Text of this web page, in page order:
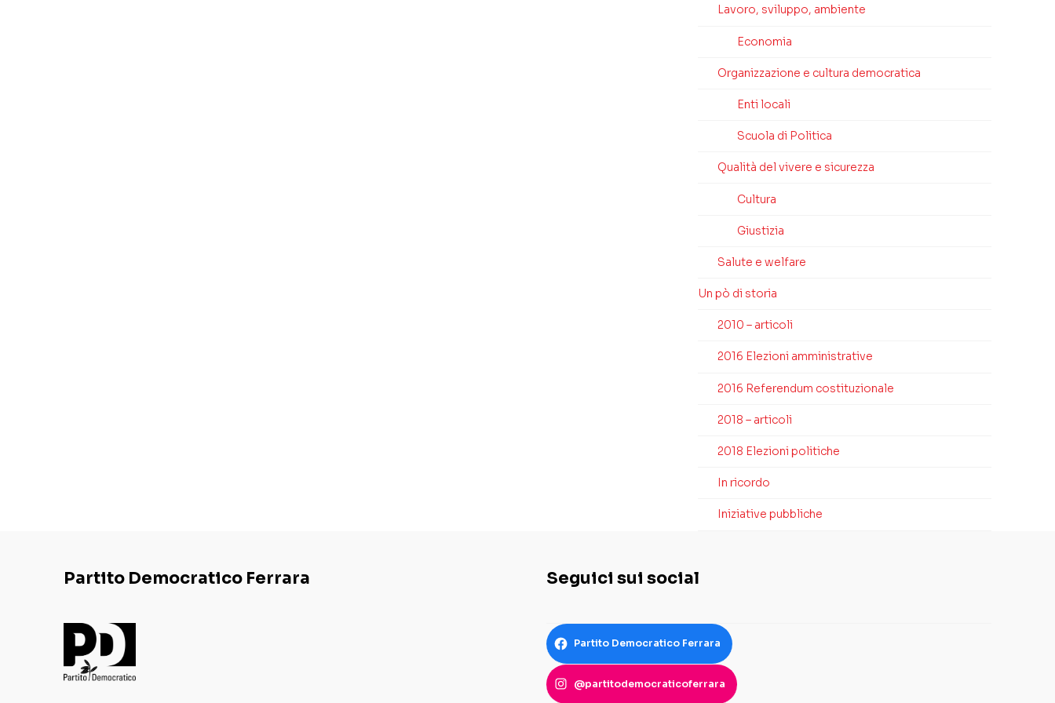
Lavoro, sviluppo, ambiente
Economia
Organizzazione e cultura democratica
Enti locali
Scuola di Politica
Qualità del vivere e sicurezza
Cultura
Giustizia
Salute e welfare
Un pò di storia
2010 – articoli
2016 Elezioni amministrative
2016 Referendum costituzionale
2018 – articoli
2018 Elezioni politiche
In ricordo
Iniziative pubbliche
Partito Democratico Ferrara Seguici sui social
Partito Democratico Ferrara
@partitodemocraticoferrara